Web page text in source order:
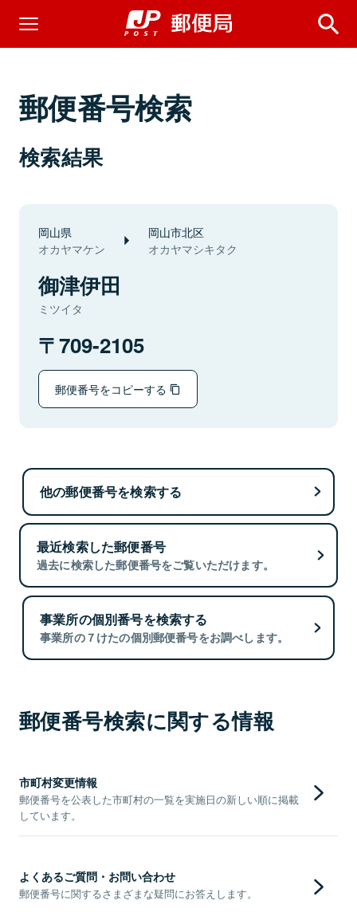
郵便番号検索
検索結果
岡山県
オカヤマケン
岡山市北区
オカヤマシキタク
御津伊田
ミツイタ
709-2105
郵便番号をコピーする
他の郵便番号を検索する
最近検索した郵便番号
過去に検索した郵便番号をご覧いただけます。
事業所の個別番号を検索する
事業所の７けたの個別郵便番号をお調べします。
郵便番号検索に関する情報
市町村変更情報
郵便番号を公表した市町村の一覧を実施日の新しい順に掲載
しています。
よくあるご質問・お問い合わせ
郵便番号に関するさまざまな疑問にお答えします。